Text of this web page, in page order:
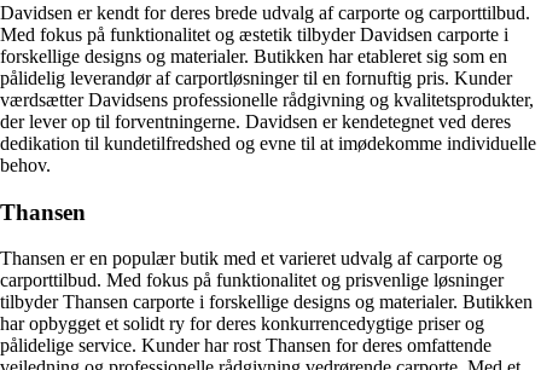
Davidsen er kendt for deres brede udvalg af carporte og carporttilbud.
Med fokus på funktionalitet og æstetik tilbyder Davidsen carporte i
forskellige designs og materialer. Butikken har etableret sig som en
pålidelig leverandør af carportløsninger til en fornuftig pris. Kunder
værdsætter Davidsens professionelle rådgivning og kvalitetsprodukter,
der lever op til forventningerne. Davidsen er kendetegnet ved deres
dedikation til kundetilfredshed og evne til at imødekomme individuelle
behov.
Thansen
Thansen er en populær butik med et varieret udvalg af carporte og
carporttilbud. Med fokus på funktionalitet og prisvenlige løsninger
tilbyder Thansen carporte i forskellige designs og materialer. Butikken
har opbygget et solidt ry for deres konkurrencedygtige priser og
pålidelige service. Kunder har rost Thansen for deres omfattende